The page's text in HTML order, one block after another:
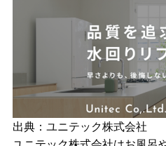
出典： ユニテック株式会社